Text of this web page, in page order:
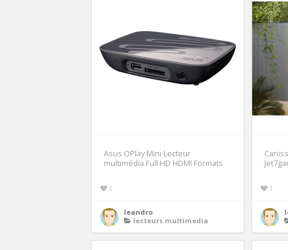
Asus OPlay Mini Lecteur
multimédia Full HD HDMI Formats
1
leandro
lecteurs multimedia
1